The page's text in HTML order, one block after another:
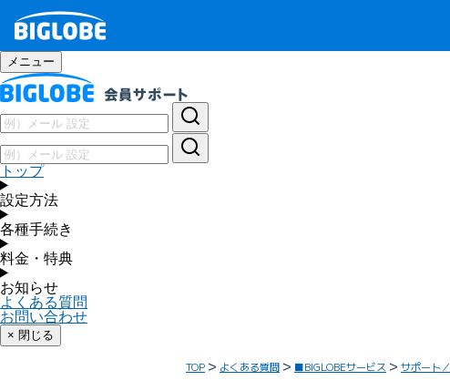
メニュー
トップ
設定方法
各種手続き
料金・特典
お知らせ
よくある質問
お問い合わせ
× 閉じる
TOP よくある質問 ■BIGLOBEサービス サポート